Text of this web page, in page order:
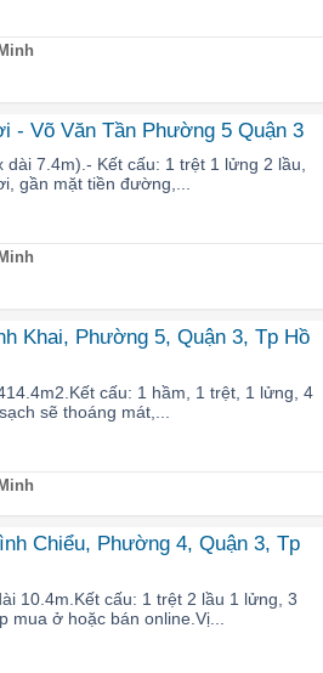
- Võ Văn Tần Phường 5 Quận 3
7.4m).- Kết cấu: 1 trệt 1 lửng 2 lầu,
gần mặt tiền đường,...
Khai, Phường 5, Quận 3, Tp Hồ
cấu: 1 hầm, 1 trệt, 1 lửng, 4
sẽ thoáng mát,...
Chiểu, Phường 4, Quận 3, Tp
10.4m.Kết cấu: 1 trệt 2 lầu 1 lửng, 3
mua ở hoặc bán online.Vị...